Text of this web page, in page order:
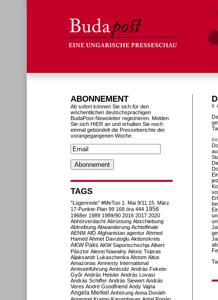
9.
ABONNEMENT
Ab sofort können Sie sich für den
wöchentlichen deutschsprachigen
BudaPost-Newsletter registrieren. Melden
Sie sich HIER an und erhalten Sie noch
einmal gebündelt die Presseberichte der
vorangegangenen Woche.
TAGS
"Lügenrede" #MeToo 1. Mai 9/11 15. März
17-Punkte-Plan 99 168 óra 444 1956
1968er 1989 1989/90 2016 2017 2020
Abhörverdacht Abrüstung Abschiebung
Abtreibung Abwanderung Achtelfinale
AENM AfD Afghanistan agentur Ahmed
Hamed Ahmet Davutoglu Aktionskreis
AKW Paks AKW Saporischschja Albert
Pásztor Alexei Nawalny Alexis Tsipras
Aljaksandr Lukaschenka Alstom Altus
Amazonas Amnesty International
Amtseinführung Amtssitz András Fekete-
Győr András Heisler András Lovasi
András Schiffer András Siewert András
Veres André Goodfriend Andy Vajna
Angela Merkel Anhörung Anna Donáth